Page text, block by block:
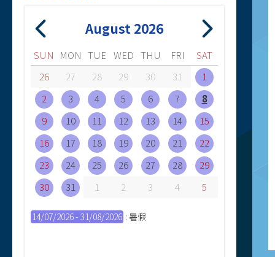
August 2026
SUN MON TUE WED THU FRI
SAT
26
27 28 29 30 31
1
2
3 4 5 6 7
8
9
10 11 12 13 14
15
16
17 18 19 20 21
22
23
24 25 26 27 28
29
30
31 1 2 3 4 5
14/07/2026 - 31/08/2026 : 暑假